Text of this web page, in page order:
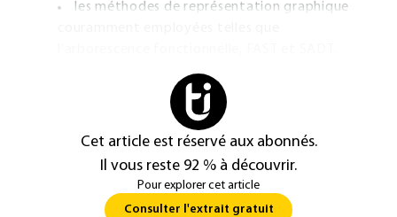
les méthodes de représentation graphique
Cet article est réservé aux abonnés.
Il vous reste 92 % à découvrir.
Pour explorer cet article
Consulter l'extrait gratuit